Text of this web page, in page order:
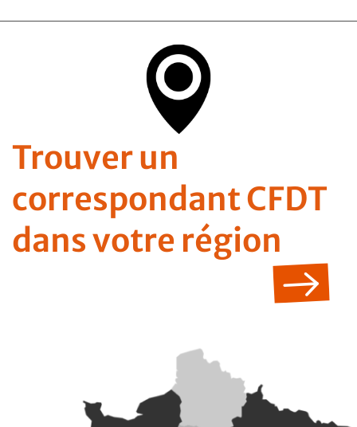
Trouver un
correspondant CFDT
dans votre région